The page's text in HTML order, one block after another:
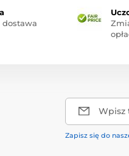
dostawa
Wpisz
Zapisz się do